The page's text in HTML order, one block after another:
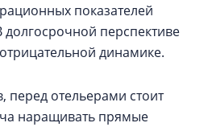
показателей
долгосрочной перспективе
динамике.
перед отельерами стоит
наращивать прямые